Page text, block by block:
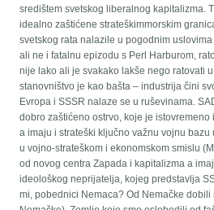
središtem svetskog liberalnog kapitalizma.
idealno zaštićene strateškimmorskim
svetskog rata nalazile u pogodnim
ali ne i fatalnu epizodu s Perl Harburom,
nije lako ali je svakako lakše nego ratovati
stanovništvo je kao bašta – industrija čini
Evropa i SSSR nalaze se u ruševinama.
dobro zaštićeno ostrvo, koje je istovremeno
a imaju i strateški ključno važnu vojnu
u vojno-strateškom i ekonomskom smislu
od novog centra Zapada i kapitalizma a
ideološkog neprijatelja, kojeg predstavlja
mi, pobednici Nemaca? Od Nemačke